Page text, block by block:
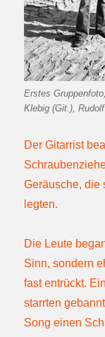
Erstes
Klebig (Git.),
Der Gitarrist
Geräusche, die
legten.
Die Leute
Sinn, sondern
fast entrückt.
starrten
Song einen